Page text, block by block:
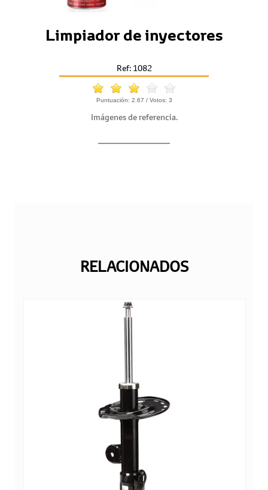
Limpiador de inyectores
Ref: 1082
Puntuación: 2.67 / Votos: 3
Imágenes de referencia.
RELACIONADOS